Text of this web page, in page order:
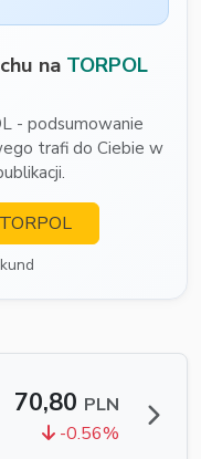
na TORPOL
- podsumowanie
trafi do Ciebie w
70,80 PLN
-0.56%